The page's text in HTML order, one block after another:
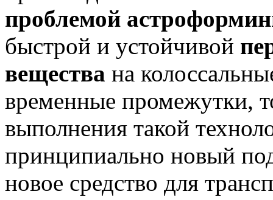
проблемой
быстрой и устойчивой
вещества на
временные промежутки,
выполнения такой
принципиально новый
новое средство для